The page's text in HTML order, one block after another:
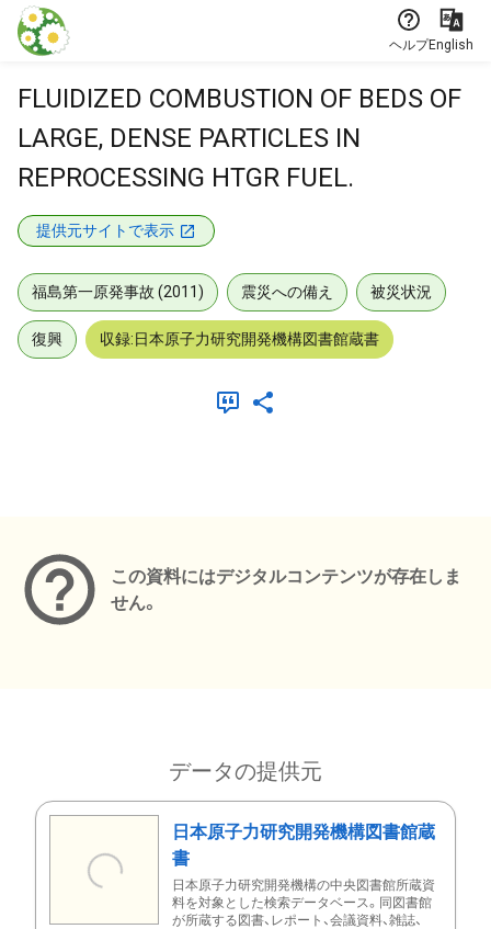
本文に飛ぶ
ヘルプEnglish
FLUIDIZED COMBUSTION OF BEDS OF
LARGE, DENSE PARTICLES IN
REPROCESSING HTGR FUEL.
提供元サイトで表示
福島第一原発事故 (2011) 震災への備え 被災状況
復興 収録:日本原子力研究開発機構図書館蔵書
この資料にはデジタルコンテンツが存在しま
せん。
データの提供元
日本原子力研究開発機構図書館蔵
書
日本原子力研究開発機構の中央図書館所蔵資
料を対象とした検索データベース。同図書館
が所蔵する図書、レポート、会議資料、雑誌、